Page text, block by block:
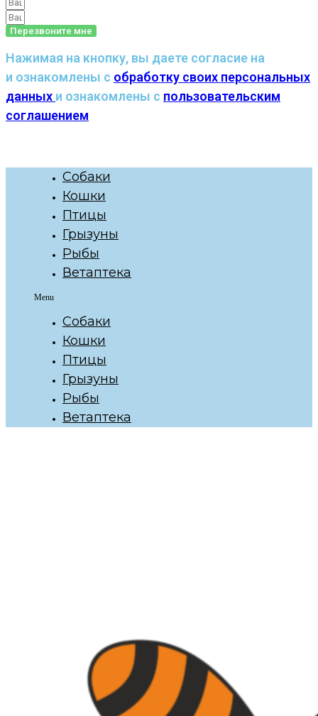
Перезвоните мне
Нажимая на кнопку, вы даете согласие на
и ознакомлены с обработку своих персональных
данных и ознакомлены с пользовательским
соглашением
Собаки
Кошки
Птицы
Грызуны
Рыбы
Ветаптека
Menu
Собаки
Кошки
Птицы
Грызуны
Рыбы
Ветаптека